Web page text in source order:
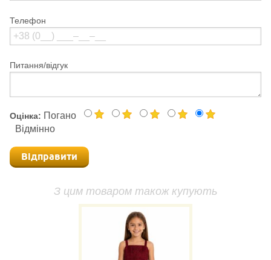
Телефон
Питання/відгук
Оцінка: Погано
Відмінно
Відправити
З цим товаром також купують